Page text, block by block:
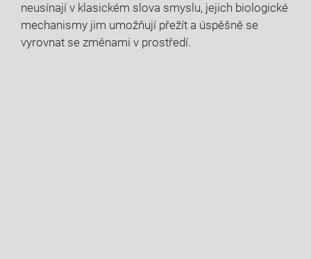
neusínají v klasickém slova smyslu, jejich biologické
mechanismy jim umožňují přežít a úspěšně se
vyrovnat se změnami v prostředí.